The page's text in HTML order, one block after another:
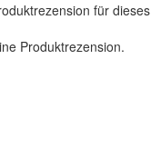
für dieses
Produktrezension.